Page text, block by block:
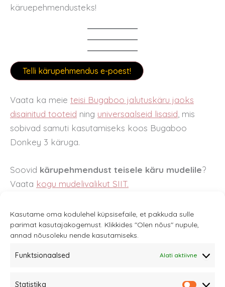
Kasutame oma kodulehel küpsisefaile, et pakkuda sulle
parimat kasutajakogemust. Klikkides "Olen nõus" nupule,
annad nõusoleku nende kasutamiseks.
Funktsionaalsed Alati aktiivne
Statistika
käruepehmendusteks!
Telli kärupehmendus e-poest!
Vaata ka meie teisi Bugaboo jalutuskäru jaoks
disainitud tooteid ning universaalseid lisasid, mis
sobivad samuti kasutamiseks koos Bugaboo
Donkey 3 käruga.
Soovid kärupehmendust teisele käru mudelile?
Vaata kogu mudelivalikut SIIT.